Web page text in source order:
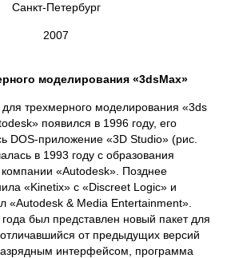
Санкт-Петербург
2007
моделирования «3dsMax»
трехмерного моделирования «3ds
появился в 1996 году, его
DOS-приложение «3D Studio» (рис.
в 1993 году с образования
«Autodesk». Позднее
«Kinetix» с «Discreet Logic» и
«Autodesk & Media Entertainment».
был представлен новый пакет для
от предыдущих версий
интерфейсом, программа